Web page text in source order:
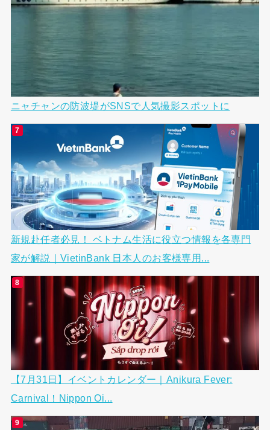
ニャチャンの防波堤がSNSで人気撮影スポットに
新規赴任者必見！ ベトナム生活に役立つ情報を各専門
家が解説｜VietinBank 日本人のお客様専用...
【7月31日】イベントカレンダー｜Anikura Fever:
Carnival！Nippon Oi...